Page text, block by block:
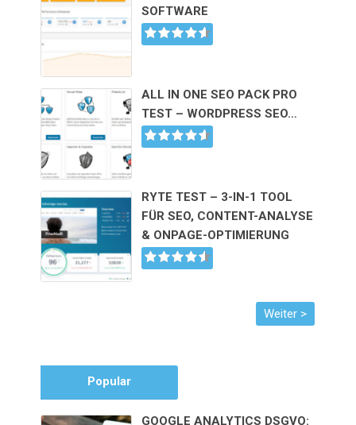
SOFTWARE
ALL IN ONE SEO PACK PRO
TEST – WORDPRESS SEO…
RYTE TEST – 3-IN-1 TOOL
FÜR SEO, CONTENT-ANALYSE
& ONPAGE-OPTIMIERUNG
Popular
GOOGLE ANALYTICS DSGVO: